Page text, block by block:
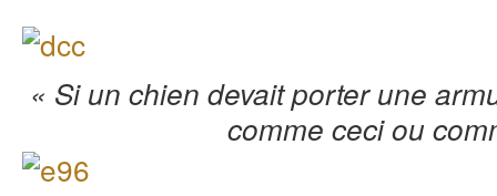
« Si un chien devait porter une
comme ceci ou